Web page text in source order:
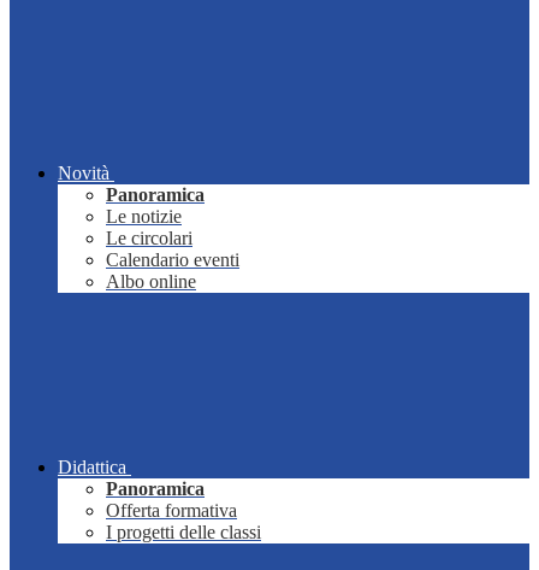
Novità
Panoramica
Le notizie
Le circolari
Calendario eventi
Albo online
Didattica
Panoramica
Offerta formativa
I progetti delle classi